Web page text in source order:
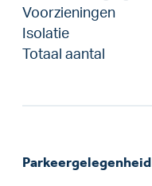
Voorzieningen
Isolatie
Totaal aantal
Parkeergelegenheid